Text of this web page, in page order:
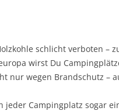
schlicht verboten –
wirst Du
nur wegen Brandschutz –
jeder Campingplatz sogar